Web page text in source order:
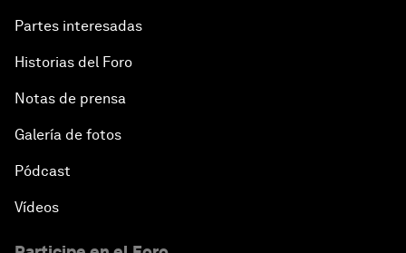
Partes interesadas
Historias del Foro
Notas de prensa
Galería de fotos
Pódcast
Vídeos